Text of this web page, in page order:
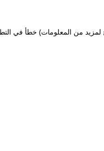
خطأ في من المعلومات)